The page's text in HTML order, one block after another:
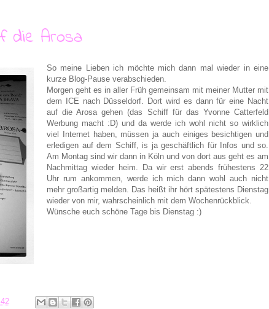
die Arosa
So meine Lieben ich möchte mich dann mal wieder in eine
kurze Blog-Pause verabschieden.
Morgen geht es in aller Früh gemeinsam mit meiner Mutter mit
dem ICE nach Düsseldorf. Dort wird es dann für eine Nacht
auf die Arosa gehen (das Schiff für das Yvonne Catterfeld
Werbung macht :D) und da werde ich wohl nicht so wirklich
viel Internet haben, müssen ja auch einiges besichtigen und
erledigen auf dem Schiff, is ja geschäftlich für Infos und so.
Am Montag sind wir dann in Köln und von dort aus geht es am
Nachmittag wieder heim. Da wir erst abends frühestens 22
Uhr rum ankommen, werde ich mich dann wohl auch nicht
mehr großartig melden. Das heißt ihr hört spätestens Dienstag
wieder von mir, wahrscheinlich mit dem Wochenrückblick.
Wünsche euch schöne Tage bis Dienstag :)